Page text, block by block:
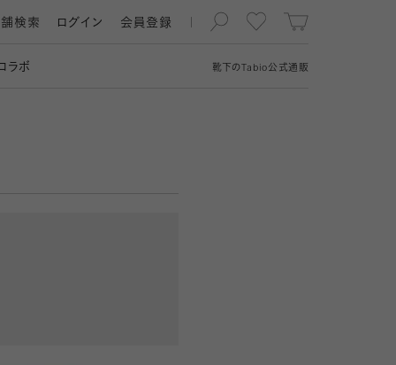
靴下の Tabio公式通販
検索 ログイン 会員登録
ラボ